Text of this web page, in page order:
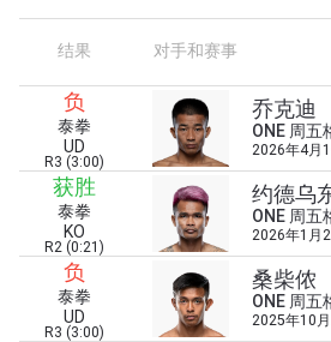
结果 对手和赛事
负
泰拳
UD
R3 (3:00)
乔克迪
ONE 周五
2026年4月
获胜
泰拳
KO
R2 (0:21)
约德乌
ONE 周五
2026年1月
负
泰拳
UD
R3 (3:00)
桑柴侬
ONE 周五
2025年10
浏览了解更多
在任何地域观看ONE冠军赛，现
解最新资讯、解锁特别福利以及
场次的最佳座位！
邮箱